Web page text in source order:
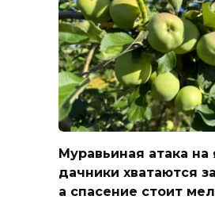
Муравьиная атака на
дачники хватаются
а спасение стоит